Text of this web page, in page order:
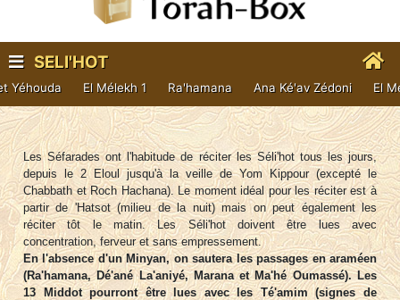
SELI'HOT
Yéhouda El Mélekh 1 Ra'hamana Ana Ké'av Zédoni El
Les Séfarades ont l'habitude de réciter les Séli'hot tous les jours,
depuis le 2 Eloul jusqu'à la veille de Yom Kippour (excepté le
Chabbath et Roch Hachana). Le moment idéal pour les réciter est à
partir de 'Hatsot (milieu de la nuit) mais on peut également les
réciter tôt le matin. Les Séli'hot doivent être lues avec
concentration, ferveur et sans empressement.
En l'absence d'un Minyan, on sautera les passages en araméen
(Ra'hamana, Dé'ané La'aniyé, Marana et Ma'hé Oumassé). Les
13 Middot pourront être lues avec les Té'amim (signes de